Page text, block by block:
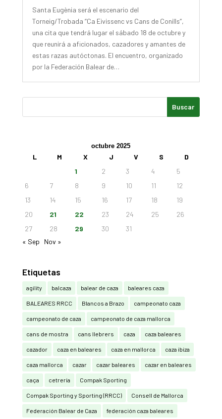
Santa Eugènia será el escenario del
Torneig/Trobada “Ca Eivissenc vs Cans de Conills”,
una cita que tendrá lugar el sábado 18 de octubre y
que reunirá a aficionados, cazadores y amantes de
estas razas autóctonas. El encuentro, organizado
por la Federación Balear de…
octubre 2025
L M X J V S
D
1
2 3 4
5
6
7 8 9 10 11
12
13
14 15 16 17 18
19
20
21 22 23 24 25
26
27
28 29 30
31
« Sep
Nov »
Etiquetas
agility balcaza balear de caza baleares caza
BALEARES RRCC Blancos a Brazo campeonato caza
campeonato de caza campeonato de caza mallorca
cans de mostra cans llebrers caza caza baleares
cazador caza en baleares caza en mallorca caza ibiza
caza mallorca cazar cazar baleares cazar en baleares
caça cetrería Compak Sporting
Compak Sporting y Sporting (RRCC) Consell de Mallorca
Federación Balear de Caza federación caza baleares